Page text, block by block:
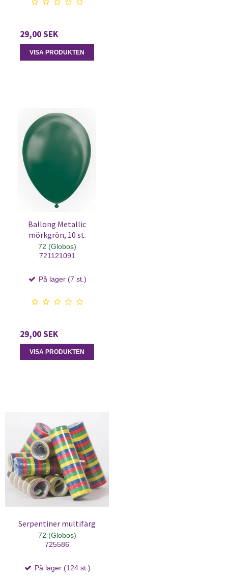
29,00 SEK
VISA PRODUKTEN
Ballong Metallic
mörkgrön, 10 st.
72 (Globos)
721121091
På lager (7 st.)
29,00 SEK
VISA PRODUKTEN
Serpentiner multifärg
72 (Globos)
725586
På lager (124 st.)